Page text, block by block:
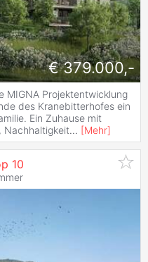
€ 379.000,-
MIGNA Projektentwicklung
des Kranebitterhofes ein
Ein Zuhause mit
Nachhaltigkeit... [Mehr]
10